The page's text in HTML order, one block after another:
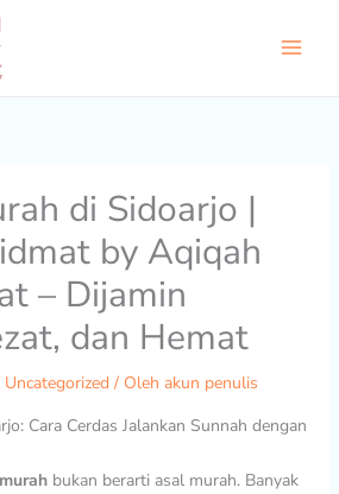
di Sidoarjo |
by Aqiqah
– Dijamin
dan Hemat
Uncategorized / Oleh akun penulis
Cara Cerdas Jalankan Sunnah dengan
bukan berarti asal murah. Banyak